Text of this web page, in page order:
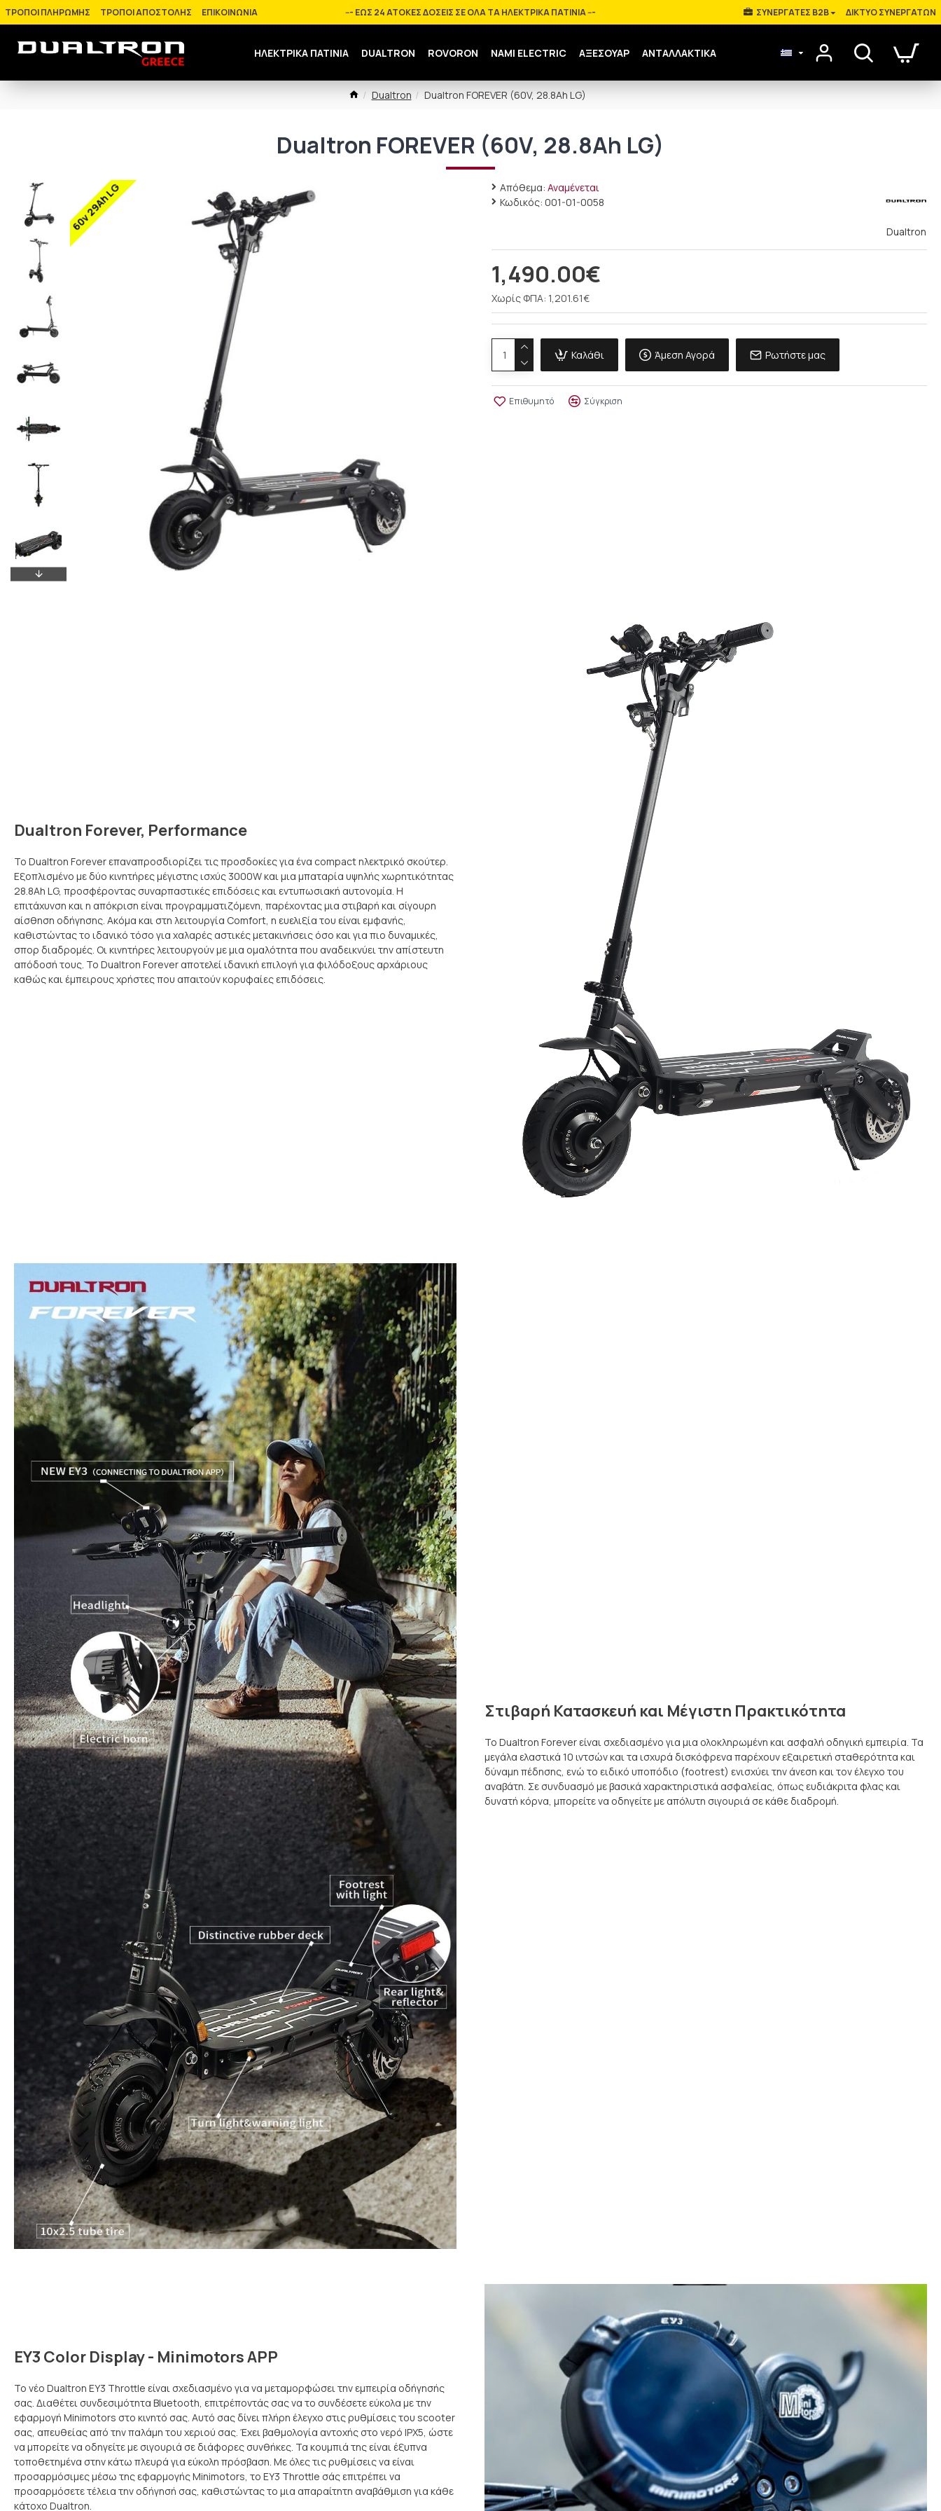
ΤΡΟΠΟΙ ΠΛΗΡΩΜΗΣ ΤΡΟΠΟΙ ΑΠΟΣΤΟΛΗΣ ΕΠΙΚΟΙΝΩΝΙΑ --- ΕΩΣ 24 ΑΤΟΚΕΣ ΔΟΣΕΙΣ ΣΕ ΟΛΑ ΤΑ ΗΛΕΚΤΡΙΚΑ ΠΑΤΙΝΙΑ --- ΣΥΝΕΡΓΑΤΕΣ B2B ΔΊΚΤΥΟ ΣΥΝΕΡΓΑΤΏΝ
ΗΛΕΚΤΡΙΚΑ ΠΑΤΙΝΙΑ DUALTRON ROVORON NAMI ELECTRIC ΑΞΕΣΟΥΑΡ ΑΝΤΑΛΛΑΚΤΙΚΑ
Dualtron Dualtron FOREVER (60V, 28.8Ah LG)
Dualtron FOREVER (60V, 28.8Ah LG)
60v 29Ah LG Απόθεμα: Αναμένεται
Κωδικός: 001-01-0058
Dualtron
1,490.00€
Χωρίς ΦΠΑ: 1,201.61€
Καλάθι Άμεση Αγορά Ρωτήστε μας
Επιθυμητό Σύγκριση
Dualtron Forever, Performance
Το Dualtron Forever επαναπροσδιορίζει τις προσδοκίες για ένα compact ηλεκτρικό σκούτερ.
Εξοπλισμένο με δύο κινητήρες μέγιστης ισχύς 3000W και μια μπαταρία υψηλής χωρητικότητας
28.8Ah LG, προσφέροντας συναρπαστικές επιδόσεις και εντυπωσιακή αυτονομία. Η
επιτάχυνση και η απόκριση είναι προγραμματιζόμενη, παρέχοντας μια στιβαρή και σίγουρη
αίσθηση οδήγησης. Ακόμα και στη λειτουργία Comfort, η ευελιξία του είναι εμφανής,
καθιστώντας το ιδανικό τόσο για χαλαρές αστικές μετακινήσεις όσο και για πιο δυναμικές,
σπορ διαδρομές. Οι κινητήρες λειτουργούν με μια ομαλότητα που αναδεικνύει την απίστευτη
απόδοσή τους. Το Dualtron Forever αποτελεί ιδανική επιλογή για φιλόδοξους αρχάριους
καθώς και έμπειρους χρήστες που απαιτούν κορυφαίες επιδόσεις.
Στιβαρή Κατασκευή και Μέγιστη Πρακτικότητα
Το Dualtron Forever είναι σχεδιασμένο για μια ολοκληρωμένη και ασφαλή οδηγική εμπειρία. Τα
μεγάλα ελαστικά 10 ιντσών και τα ισχυρά δισκόφρενα παρέχουν εξαιρετική σταθερότητα και
δύναμη πέδησης, ενώ το ειδικό υποπόδιο (footrest) ενισχύει την άνεση και τον έλεγχο του
αναβάτη. Σε συνδυασμό με βασικά χαρακτηριστικά ασφαλείας, όπως ευδιάκριτα φλας και
δυνατή κόρνα, μπορείτε να οδηγείτε με απόλυτη σιγουριά σε κάθε διαδρομή.
EY3 Color Display - Minimotors APP
Το νέο Dualtron EY3 Throttle είναι σχεδιασμένο για να μεταμορφώσει την εμπειρία οδήγησής
σας. Διαθέτει συνδεσιμότητα Bluetooth, επιτρέποντάς σας να το συνδέσετε εύκολα με την
εφαρμογή Minimotors στο κινητό σας. Αυτό σας δίνει πλήρη έλεγχο στις ρυθμίσεις του scooter
σας, απευθείας από την παλάμη του χεριού σας. Έχει βαθμολογία αντοχής στο νερό IPX5, ώστε
να μπορείτε να οδηγείτε με σιγουριά σε διάφορες συνθήκες. Τα κουμπιά της είναι έξυπνα
τοποθετημένα στην κάτω πλευρά για εύκολη πρόσβαση. Με όλες τις ρυθμίσεις να είναι
προσαρμόσιμες μέσω της εφαρμογής Minimotors, το EY3 Throttle σάς επιτρέπει να
προσαρμόσετε τέλεια την οδήγησή σας, καθιστώντας το μια απαραίτητη αναβάθμιση για κάθε
κάτοχο Dualtron.